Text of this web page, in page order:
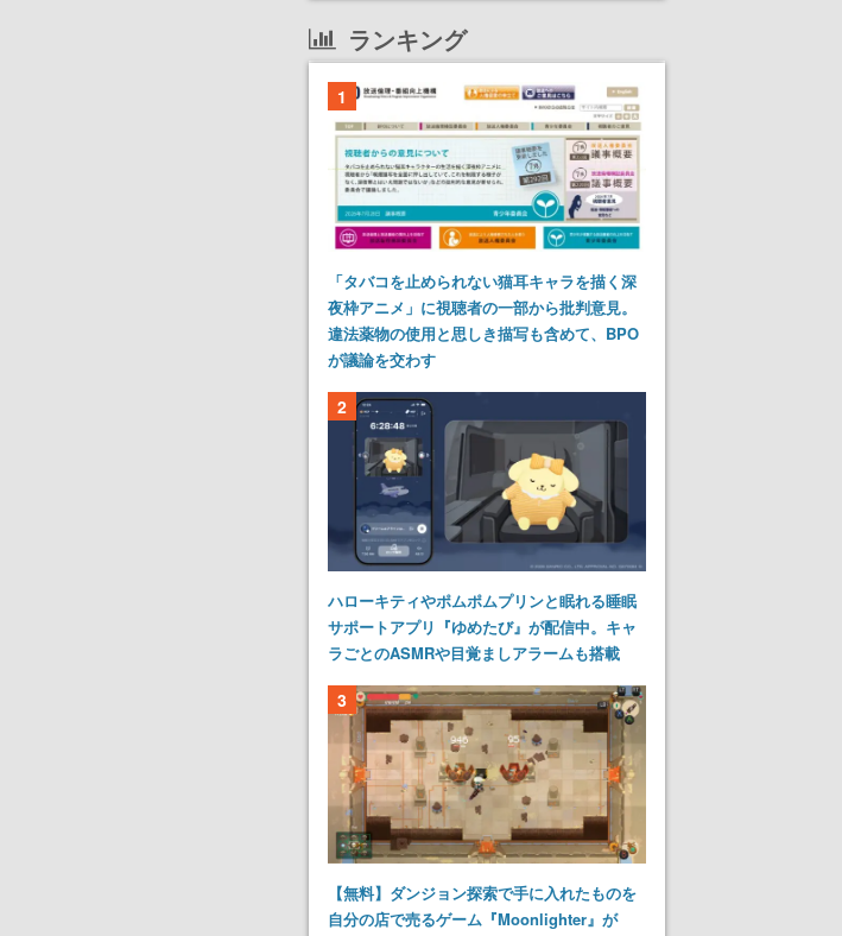
ランキング
1
「タバコを止められない猫耳キャラを描く深
夜枠アニメ」に視聴者の一部から批判意見。
違法薬物の使用と思しき描写も含めて、BPO
が議論を交わす
2
ハローキティやポムポムプリンと眠れる睡眠
サポートアプリ『ゆめたび』が配信中。キャ
ラごとのASMRや目覚ましアラームも搭載
3
【無料】ダンジョン探索で手に入れたものを
自分の店で売るゲーム『Moonlighter』が